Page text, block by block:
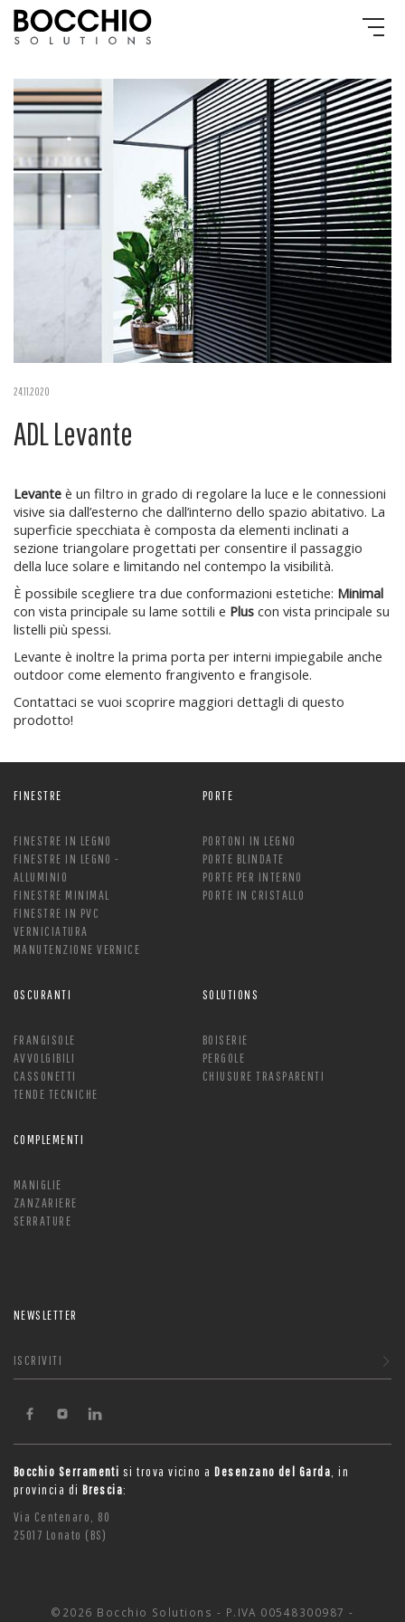
24.11.2020
ADL Levante
Levante è un filtro in grado di regolare la luce e le connessioni
visive sia dall’esterno che dall’interno dello spazio abitativo. La
superficie specchiata è composta da elementi inclinati a
sezione triangolare progettati per consentire il passaggio
della luce solare e limitando nel contempo la visibilità.
È possibile scegliere tra due conformazioni estetiche: Minimal
con vista principale su lame sottili e Plus con vista principale su
listelli più spessi.
Levante è inoltre la prima porta per interni impiegabile anche
outdoor come elemento frangivento e frangisole.
Contattaci se vuoi scoprire maggiori dettagli di questo
prodotto!
FINESTRE
FINESTRE IN LEGNO
FINESTRE IN LEGNO -
ALLUMINIO
FINESTRE MINIMAL
FINESTRE IN PVC
VERNICIATURA
MANUTENZIONE VERNICE
PORTE
PORTONI IN LEGNO
PORTE BLINDATE
PORTE PER INTERNO
PORTE IN CRISTALLO
OSCURANTI
FRANGISOLE
AVVOLGIBILI
CASSONETTI
TENDE TECNICHE
SOLUTIONS
BOISERIE
PERGOLE
CHIUSURE TRASPARENTI
COMPLEMENTI
MANIGLIE
ZANZARIERE
SERRATURE
NEWSLETTER
ISCRIVITI
Bocchio Serramenti si trova vicino aDesenzano del Garda , in
provincia diBrescia:
Via Centenaro, 80
25017 Lonato (BS)
©2026 Bocchio Solutions - P.IVA 00548300987 -